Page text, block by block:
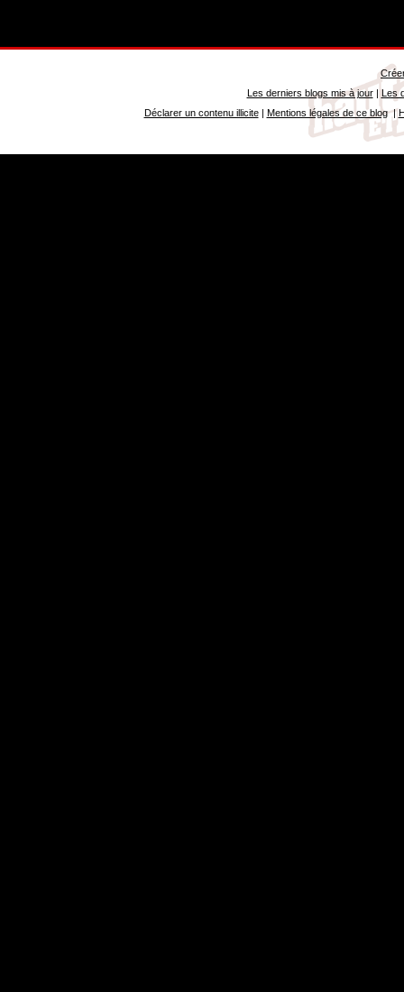
Les derniers blogs mis à jour| Les
Déclarer un contenu illicite| Mentions légales de ce blog|